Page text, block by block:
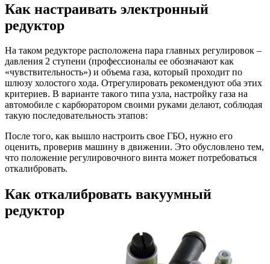
Как настраивать электронный
редуктор
На таком редукторе расположена пара главных регулировок –
давления 2 ступени (профессионалы ее обозначают как
«чувствительность») и объема газа, который проходит по
шлюзу холостого хода. Отрегулировать рекомендуют оба этих
критериев. В варианте такого типа узла, настройку газа на
автомобиле с карбюратором своими руками делают, соблюдая
такую последовательность этапов:
После того, как вышло настроить свое ГБО, нужно его
оценить, проверив машину в движении. Это обусловлено тем,
что положение регулировочного винта может потребоваться
откалибровать.
Как откалибровать вакуумный
редуктор